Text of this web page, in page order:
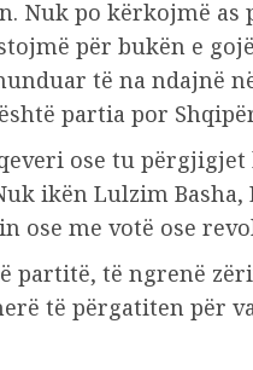
Nuk po kërkojmë as
për bukën e
të na ndajnë
partia por
ose tu përgjigjet
ikën Lulzim Basha,
ose me votë ose
të ngrenë
të përgatiten për